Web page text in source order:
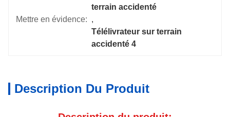
Mettre en évidence:
terrain accidenté
,
Télélivrateur sur terrain
accidenté 4
Description Du Produit